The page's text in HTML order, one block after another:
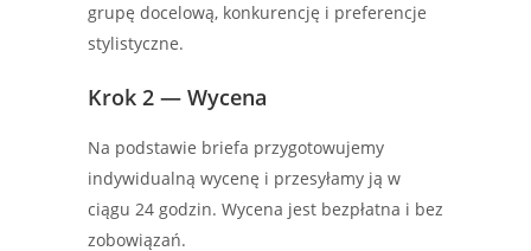
grupę docelową, konkurencję i preferencje
stylistyczne.
Krok 2 — Wycena
Na podstawie briefa przygotowujemy
indywidualną wycenę i przesyłamy ją w
ciągu 24 godzin. Wycena jest bezpłatna i bez
zobowiązań.